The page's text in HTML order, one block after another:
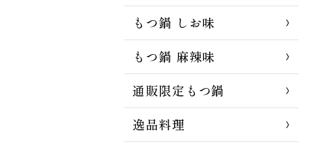
もつ鍋 しお味
もつ鍋 麻辣味
通販限定もつ鍋
逸品料理